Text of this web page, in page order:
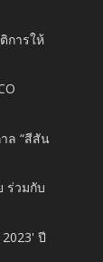
การให้
ล “สีสัน
ร่วมกับ
ปี